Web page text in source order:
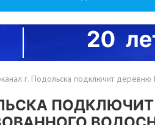
г. Подольска подключит деревню